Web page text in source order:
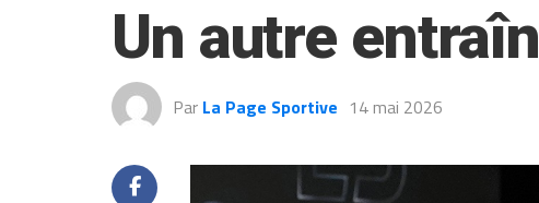
Un autre
Par La Page Sportive 14 mai 2026